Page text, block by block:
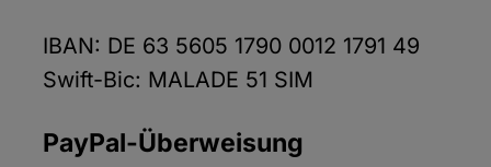
IBAN: DE 63 5605 1790 0012 1791 49
Swift-Bic: MALADE 51 SIM
PayPal-Überweisung